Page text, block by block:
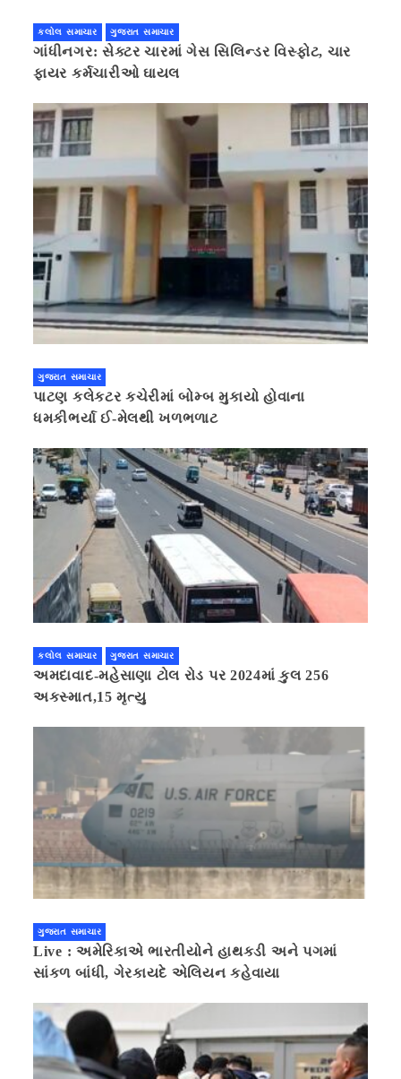
કલોલ સમાચાર ગુજરાત સમાચાર
ગાંધીનગર: સેક્ટર ચારમાં ગેસ સિલિન્ડર વિસ્ફોટ, ચાર
ફાયર કર્મચારીઓ ઘાયલ
ગુજરાત સમાચાર
પાટણ કલેકટર કચેરીમાં બોમ્બ મુકાયો હોવાના
ધમકીભર્યા ઈ-મેલથી ખળભળાટ
કલોલ સમાચાર ગુજરાત સમાચાર
અમદાવાદ-મહેસાણા ટોલ રોડ પર 2024માં કુલ 256
અકસ્માત,15 મૃત્યુ
ગુજરાત સમાચાર
Live : અમેરિકાએ ભારતીયોને હાથકડી અને પગમાં
સાંકળ બાંધી, ગેરકાયદે એલિયન કહેવાયા